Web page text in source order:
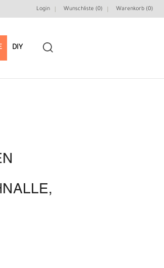
Login Wunschliste (0) Warenkorb (0)
DIY